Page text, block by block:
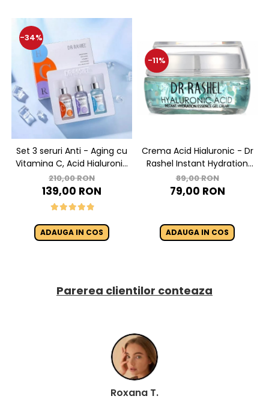
-34%
Set 3 seruri Anti - Aging cu
Vitamina C, Acid Hialuronic
si Retinol - Dr. Rashel Facial
Serum pack
210,00 RON
139,00 RON
ADAUGA IN COS
-11%
Crema Acid Hialuronic - Dr
Rashel Instant Hydration
Essence Gel Cream - 50 g
89,00 RON
79,00 RON
ADAUGA IN COS
Parerea clientilor conteaza
Roxana T.